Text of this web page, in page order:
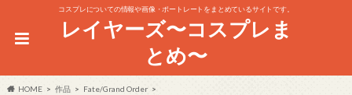
コスプレについての情報や画像・ポートレートをまとめているサイトです。
レイヤーズ〜コスプレま
とめ〜
HOME 作品
Fate/Grand Order